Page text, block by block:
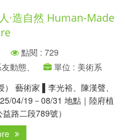
·造自然 Human-Made
點閱 : 729
動態、
單位 : 美術系
藝術家 ▌李光裕、陳漢聲、
04/19－08/31 地點｜陸府植
路二段789號）